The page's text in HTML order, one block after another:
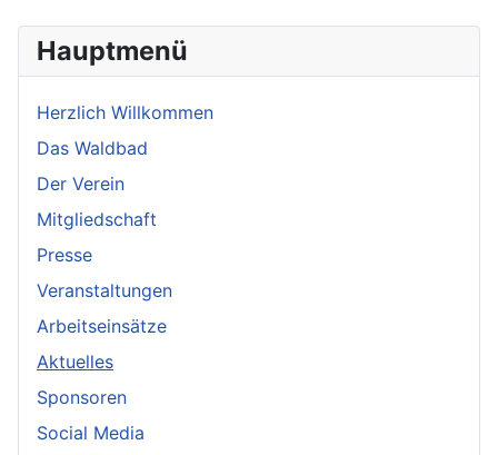
Hauptmenü
Herzlich Willkommen
Das Waldbad
Der Verein
Mitgliedschaft
Presse
Veranstaltungen
Arbeitseinsätze
Aktuelles
Sponsoren
Social Media